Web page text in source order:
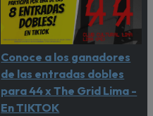
Conoce a los ganadores
de las entradas dobles
para 44 x The Grid Lima -
En TIKTOK